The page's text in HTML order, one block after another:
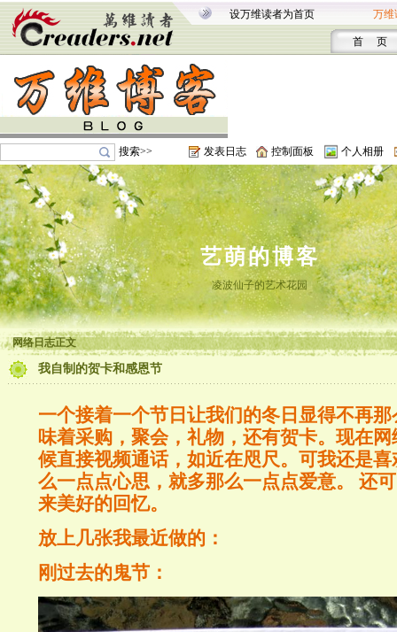
设万维读者为首页 万维
首 页
搜索>> 发表日志 控制面板 个人相册
艺萌的博客
凌波仙子的艺术花园
网络日志正文
我自制的贺卡和感恩节
一个接着一个节日让我们的冬日显得不再
味着采购，聚会，礼物，还有贺卡。现在
候直接视频通话，如近在咫尺。可我还是
么一点点心思，就多那么一点点爱意。 还
来美好的回忆。
放上几张我最近做的：
刚过去的鬼节 ：